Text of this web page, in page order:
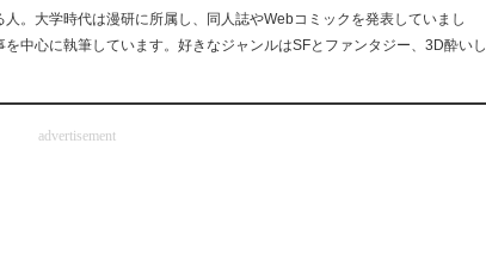
。大学時代は漫研に所属し、同人誌やWebコミックを発表していまし
中心に執筆しています。好きなジャンルはSFとファンタジー、3D酔いし
advertisement